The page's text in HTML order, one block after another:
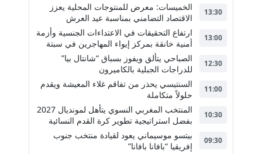
13:30
الخميسات: معرض للمنتوجات المحلية يعزز
الاقتصاد التضامني بمناسبة عيد العرش
13:00
ارتفاع التحقيقات في الاعتداءات الجنسية وأزمة
أمنية خانقة بمركز إيواء المهاجرين في سبتة
12:30
الصباحي يتألق ويفوز بسباق “شانتال بيا”
للدراجات الجبلية بالكاميرون
11:00
السنتيسي يحذر من تفاقم غلاء المعيشة ويقدم
حلولاً متكاملة
10:30
المنتخب المغربي النسوي يتأهل لمونديال 2027
بفضل استراتيجية تطوير كرة القدم النسائية
09:30
بيتسو موسيماني يعود لقيادة منتخب جنوب
إفريقيا “بافانا بافانا”